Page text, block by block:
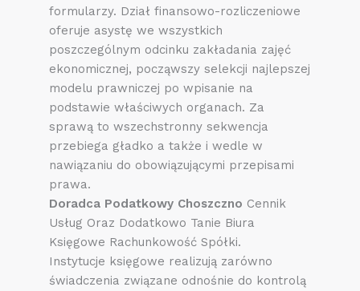
formularzy. Dział finansowo-rozliczeniowe
oferuje asystę we wszystkich
poszczególnym odcinku zakładania zajęć
ekonomicznej, począwszy selekcji najlepszej
modelu prawniczej po wpisanie na
podstawie właściwych organach. Za
sprawą to wszechstronny sekwencja
przebiega gładko a także i wedle w
nawiązaniu do obowiązującymi przepisami
prawa.
Doradca Podatkowy Choszczno Cennik
Usług Oraz Dodatkowo Tanie Biura
Księgowe Rachunkowość Spółki.
Instytucje księgowe realizują zarówno
świadczenia związane odnośnie do kontrolą